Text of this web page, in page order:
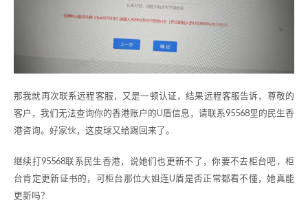
那我就再次联系远程客服，又是一顿认证，结果远程客服告诉，尊敬的
客户，我们无法查询你的香港账户的U盾信息，请联系95568里的民生香
港咨询。好家伙，这皮球又给踢回来了。
继续打95568联系民生香港，说她们也更新不了，你要不去柜台吧，柜
台肯定更新证书的，可柜台那位大姐连U盾是否正常都看不懂，她真能
更新吗？